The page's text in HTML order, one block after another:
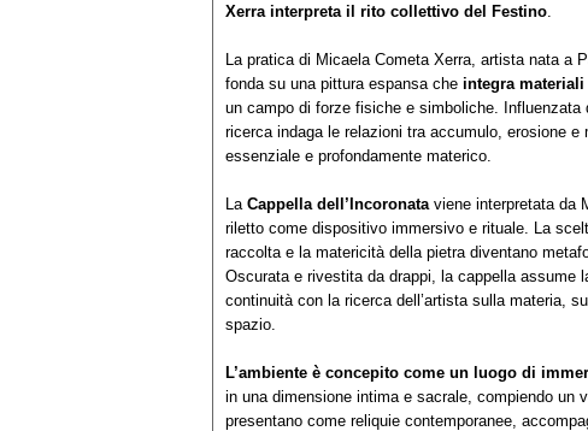
Xerra interpreta il rito collettivo del Festino
La pratica di Micaela Cometa Xerra, artista nata a
fonda su una pittura espansa che integra
un campo di forze fisiche e simboliche.
ricerca indaga le relazioni tra accumulo, erosione
essenziale e profondamente materico.
La Cappella dell’Incoronata viene interpretata da
riletto come dispositivo immersivo e rituale. La
raccolta e la matericità della pietra diventano
Oscurata e rivestita da drappi, la cappella assume
continuità con la ricerca dell’artista sulla materia,
spazio.
L’ambiente è concepito come un luogo di
in una dimensione intima e sacrale, compiendo un
presentano come reliquie contemporanee,